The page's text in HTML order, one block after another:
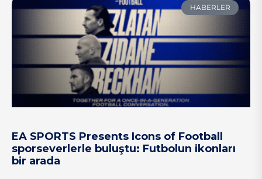
HABERLER
EA SPORTS Presents Icons of Football
sporseverlerle buluştu: Futbolun ikonları
bir arada